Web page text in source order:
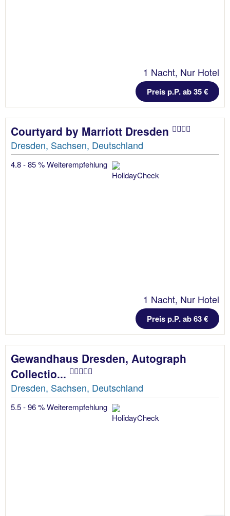
1 Nacht, Nur Hotel
Preis p.P. ab 35 €
Courtyard by Marriott Dresden
Dresden, Sachsen, Deutschland
4.8 - 85 % Weiterempfehlung
1 Nacht, Nur Hotel
Preis p.P. ab 63 €
Gewandhaus Dresden, Autograph
Collectio...
Dresden, Sachsen, Deutschland
5.5 - 96 % Weiterempfehlung